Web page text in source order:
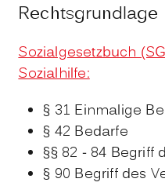
Rechtsgrundlage
Sozialgesetzbuch
Sozialhilfe:
§ 31 Einmalige
§ 42 Bedarfe
§§ 82 - 84 Begriff
§ 90 Begriff des